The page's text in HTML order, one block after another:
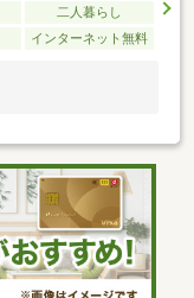
二人暮らし
インターネット無料